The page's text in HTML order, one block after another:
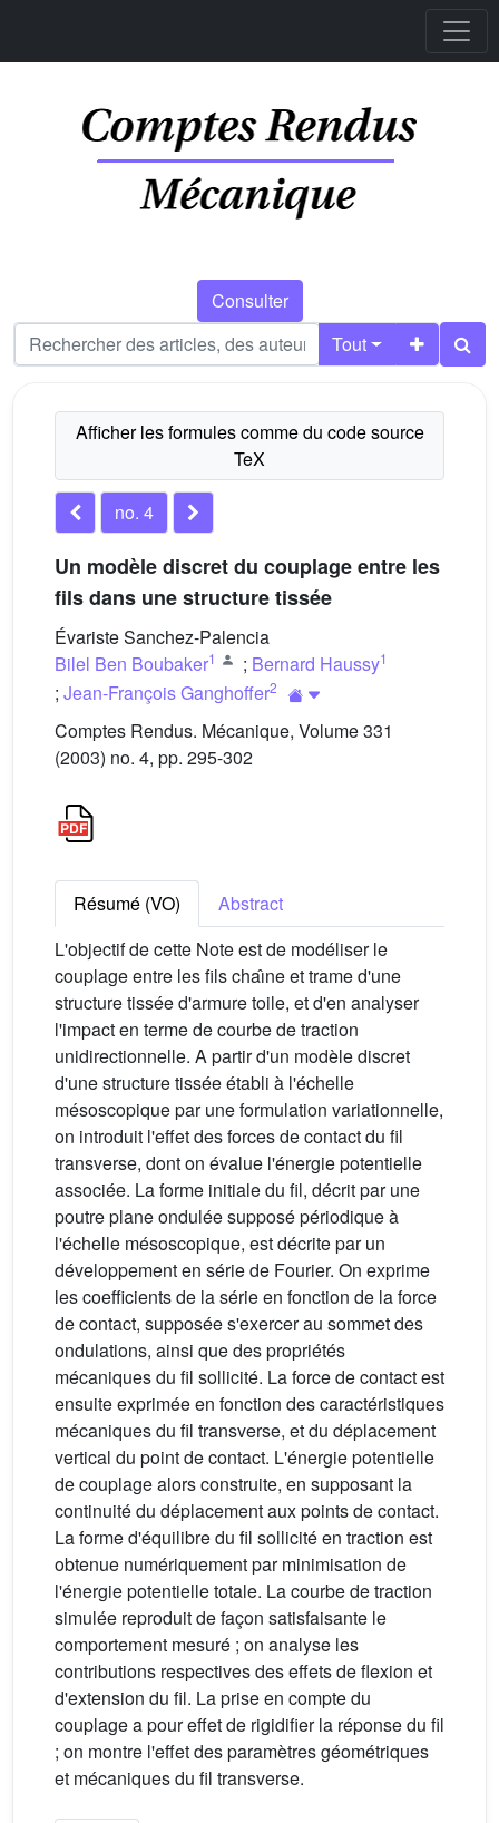
Consulter
Tout
no. 4
Un modèle discret du couplage entre les
fils dans une structure tissée
Évariste Sanchez-Palencia
Bilel Ben Boubaker1 ; Bernard Haussy1
; Jean-François Ganghoffer2
Comptes Rendus. Mécanique, Volume 331
(2003) no. 4, pp. 295-302
Résumé (VO)
Abstract
L'objectif de cette Note est de modéliser le
couplage entre les fils chaı̂ne et trame d'une
structure tissée d'armure toile, et d'en analyser
l'impact en terme de courbe de traction
unidirectionnelle. A partir d'un modèle discret
d'une structure tissée établi à l'échelle
mésoscopique par une formulation variationnelle,
on introduit l'effet des forces de contact du fil
transverse, dont on évalue l'énergie potentielle
associée. La forme initiale du fil, décrit par une
poutre plane ondulée supposé périodique à
l'échelle mésoscopique, est décrite par un
développement en série de Fourier. On exprime
les coefficients de la série en fonction de la force
de contact, supposée s'exercer au sommet des
ondulations, ainsi que des propriétés
mécaniques du fil sollicité. La force de contact est
ensuite exprimée en fonction des caractéristiques
mécaniques du fil transverse, et du déplacement
vertical du point de contact. L'énergie potentielle
de couplage alors construite, en supposant la
continuité du déplacement aux points de contact.
La forme d'équilibre du fil sollicité en traction est
obtenue numériquement par minimisation de
l'énergie potentielle totale. La courbe de traction
simulée reproduit de façon satisfaisante le
comportement mesuré ; on analyse les
contributions respectives des effets de flexion et
d'extension du fil. La prise en compte du
couplage a pour effet de rigidifier la réponse du fil
; on montre l'effet des paramètres géométriques
et mécaniques du fil transverse.